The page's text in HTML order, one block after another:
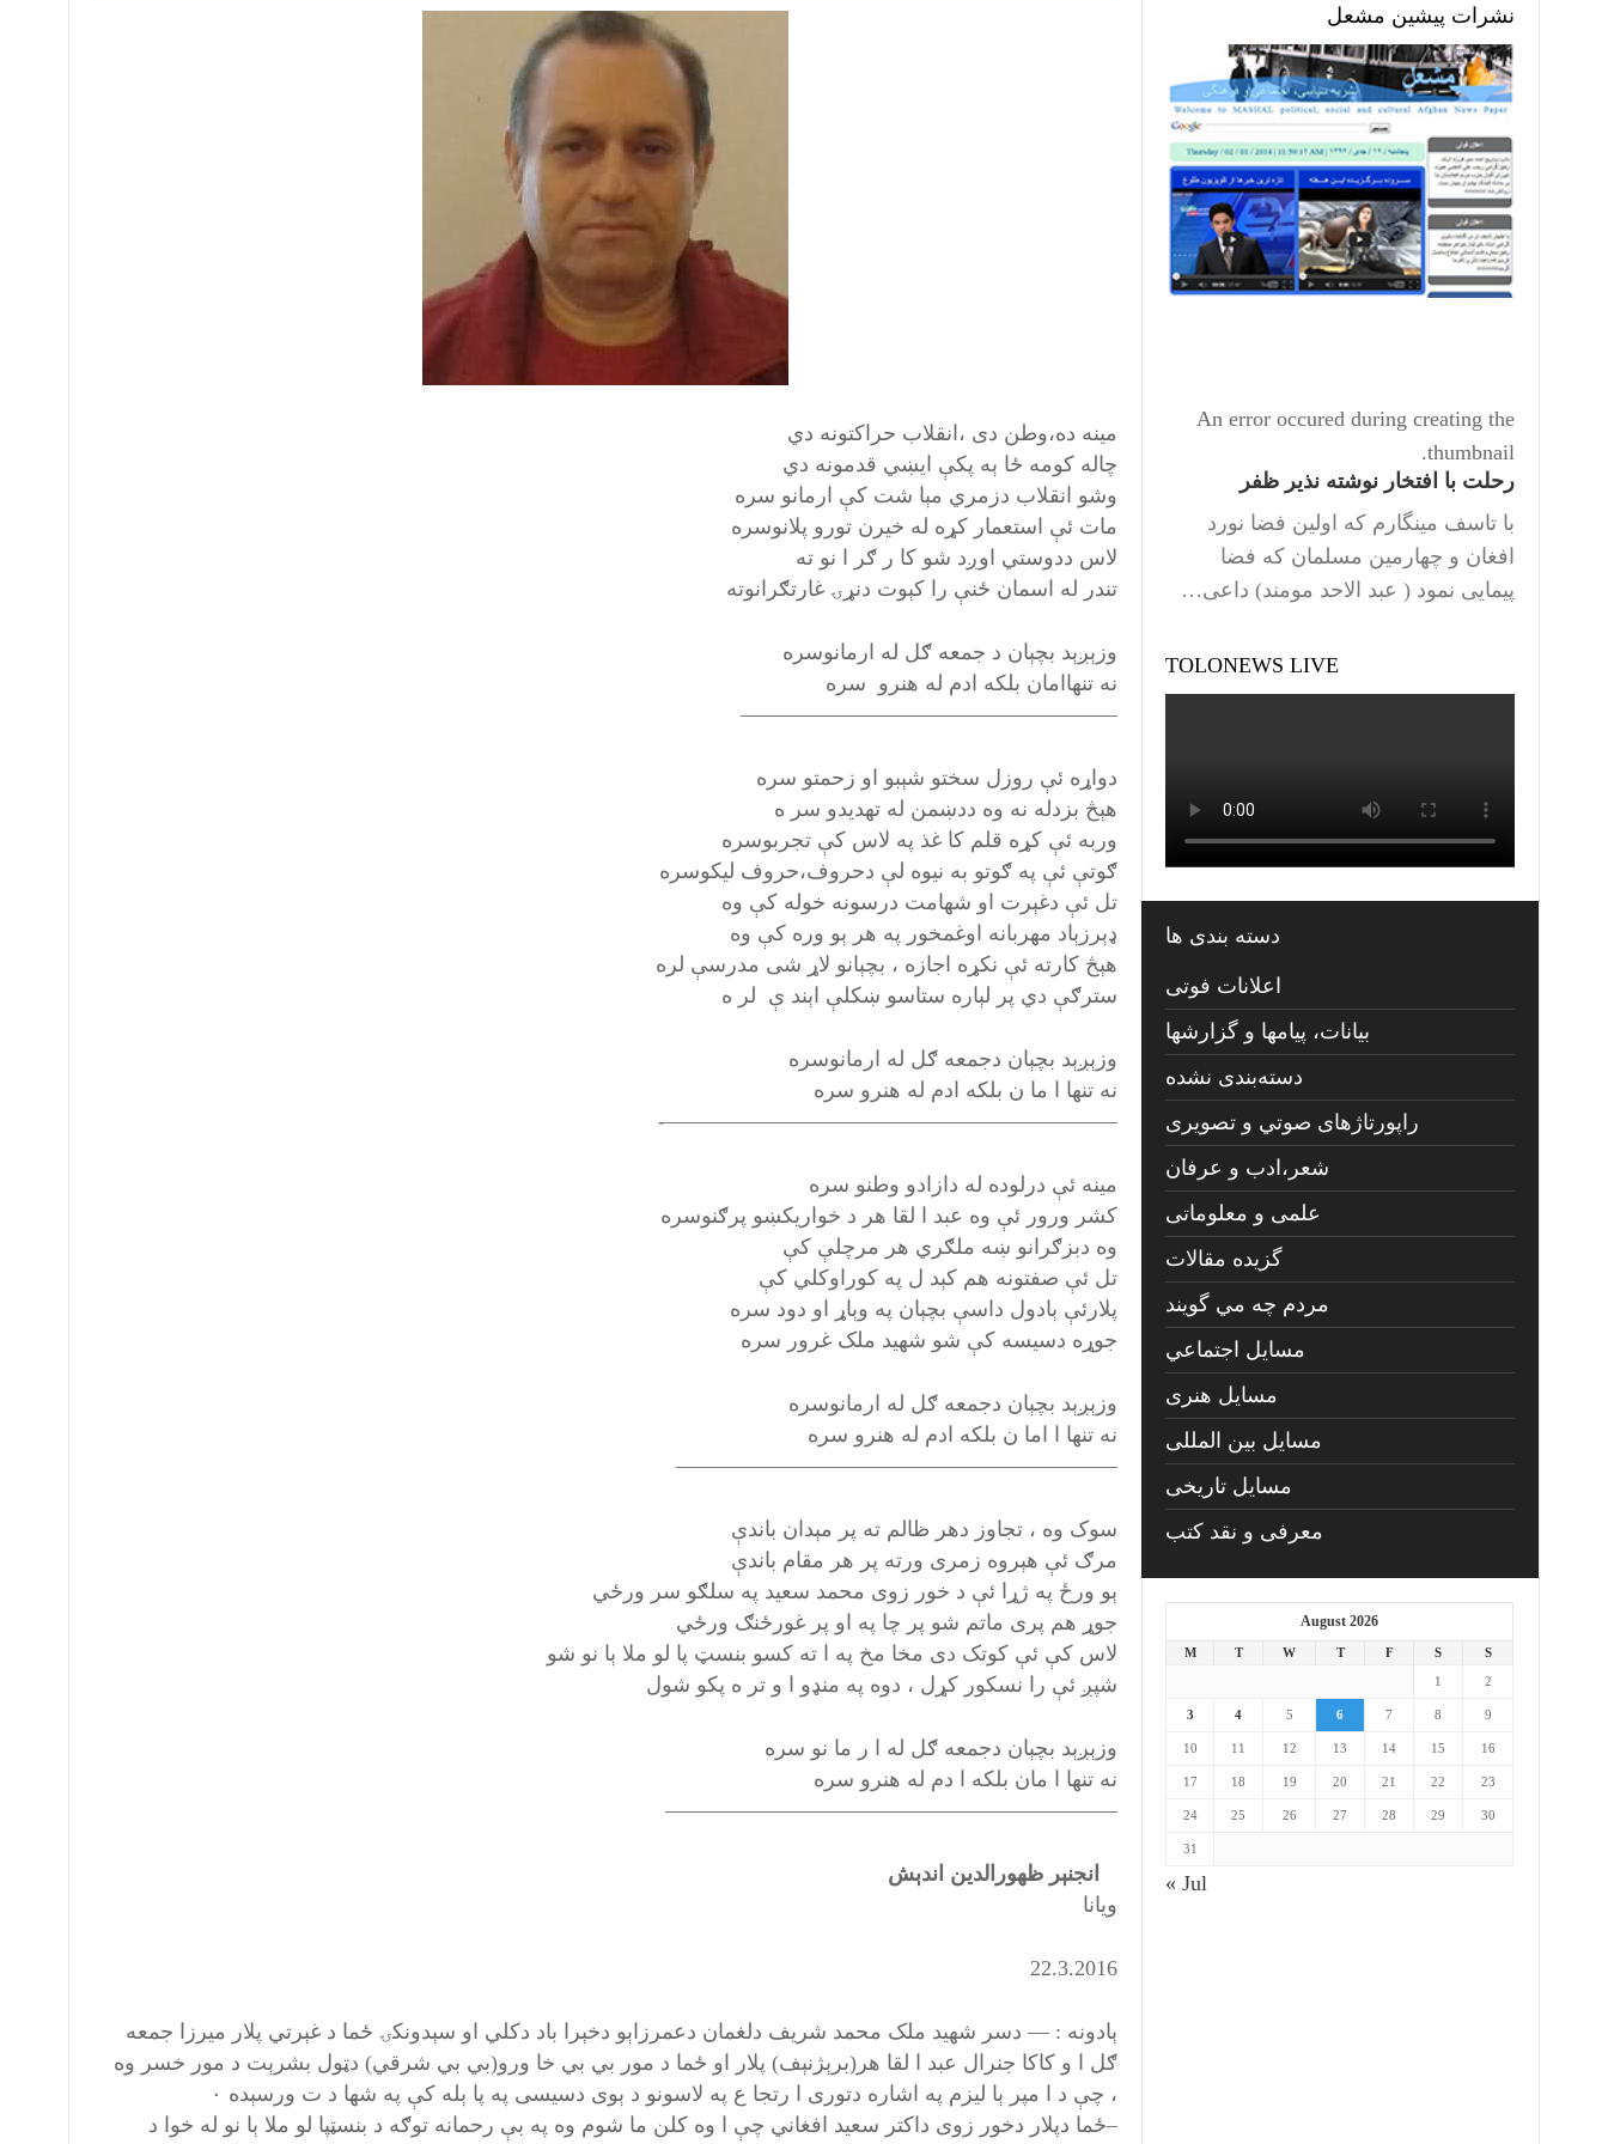
مينه ده،وطن دی ،انقلاب حراکتونه دي
چاله کومه ځا ېه پکې ايښي قدمونه دي
وشو انقلاب دزمري مېا شت کې ارمانو سره
مات ئې استعمار کړه له خيرن تورو پلانوسره
لاس ددوستي اوږد شو کا ر ګر ا نو ته
تندر له اسمان ځنې را کېوت دنړۍ غارتګرانوته
وزېږېد بچېان د جمعه ګل له ارمانوسره
نه تنهاامان بلکه ادم له هنرو سره
—————————————————–
دواړه ئې روزل سختو شېبو او زحمتو سره
هېڅ بزدله نه وه ددښمن له تهديدو سر ه
وربه ئې کړه قلم کا غذ په لاس کې تجربوسره
ګوتې ئې په ګوتو به نيوه لې دحروف،حروف ليکوسره
تل ئې دغېرت او شهامت درسونه خوله کې وه
ډېرزېاد مهربانه اوغمخور په هر ېو وره کې وه
هېڅ کارته ئې نکړه اجازه ، بچېانو لاړ شی مدرسې لره
سترګې دي پر لېاره ستاسو ښکلې اېند ې لر ه
وزېږېد بچېان دجمعه ګل له ارمانوسره
نه تنها ا ما ن بلکه ادم له هنرو سره
—————————————————————-
مينه ئې درلوده له دازادو وطنو سره
کشر ورور ئې وه عبد ا لقا هر د خواريکښو پرګنوسره
وه دبزګرانو ښه ملګري هر مرچلې کې
تل ئې صفتونه هم کېد ل په کوراوکلي کې
پلارئې ېادول داسې بچېان په وېاړ او دود سره
جوړه دسيسه کې شو شهيد ملک غرور سره
وزېږېد بچېان دجمعه ګل له ارمانوسره
نه تنها ا اما ن بلکه ادم له هنرو سره
————————————————————–
سوک وه ، تجاوز دهر ظالم ته پر مېدان باندې
مرګ ئې هېروه زمری ورته پر هر مقام باندې
ېو ورځ په ژړا ئې د خور زوی محمد سعيد په سلګو سر ورځي
جوړ هم پری ماتم شو پر چا په او پر غورځنګ ورځي
لاس کې ئې کوتک دی مخا مخ په ا ته کسو بنسټ پا لو ملا ېا نو شو
شپږ ئې را نسکور کړل ، دوه په منډو ا و تر ه پکو شول
وزېږېد بچېان دجمعه ګل له ا ر ما نو سره
نه تنها ا مان بلکه ا دم له هنرو سره
—————————————————————
انجنېر ظهورالدين اندېش
ويانا
22.3.2016
ېادونه : — دسر شهيد ملک محمد شريف دلغمان دعمرزاېو دخېرا باد دکلي او سېدونکۍ ځما د غېرتي پلار ميرزا جمعه
ګل ا و کاکا جنرال عبد ا لقا هر(برېژنېف) پلار او ځما د مور بي بي خا ورو(بي بي شرقي) دټول بشرېت د مور خسر وه
، چې د ا مپر ېا ليزم په اشاره دتوری ا رتجا ع په لاسونو د ېوی دسيسی په پا ېله کې په شها د ت ورسېده ٠
–ځما دپلار دخور زوی داکتر سعيد افغاني چې ا وه کلن ما شوم وه په بې رحمانه توګه د بنسټپا لو ملا ېا نو له خوا د
نشرات پیشین مشعل
An error occured during creating the
thumbnail.
رحلت با افتخار نوشته نذیر ظفر
با تاسف مینگارم که اولین فضا نورد
افغان و چهارمین مسلمان که فضا
پیمایی نمود ( عبد الاحد مومند) داعی…
TOLONEWS LIVE
دسته بندی ها
اعلانات فوتی
بیانات، پیامها و گزارشها
دسته‌بندی نشده
راپورتاژهای صوتي و تصويری
شعر،ادب و عرفان
علمی و معلوماتی
گزیده مقالات
مردم چه مي گويند
مسايل اجتماعي
مسايل هنری
مسایل بین المللی
مسایل تاریخی
معرفی و نقد کتب
August 2026
M T W T F S
S
1
2
3 4 5 6 7 8 9
10 11 12 13 14 15 16
17 18 19 20 21 22 23
24 25 26 27 28 29 30
31
« Jul